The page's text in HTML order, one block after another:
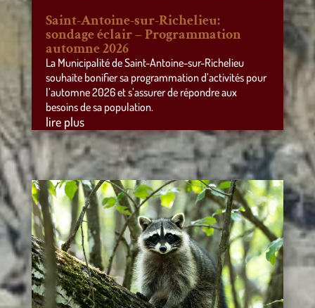
Saint-Antoine-sur-Richelieu:
sondage éclair – Programmation
automne 2026
La Municipalité de Saint-Antoine-sur-Richelieu
souhaite bonifier sa programmation d’activités pour
l’automne 2026 et s’assurer de répondre aux
besoins de sa population.
lire plus